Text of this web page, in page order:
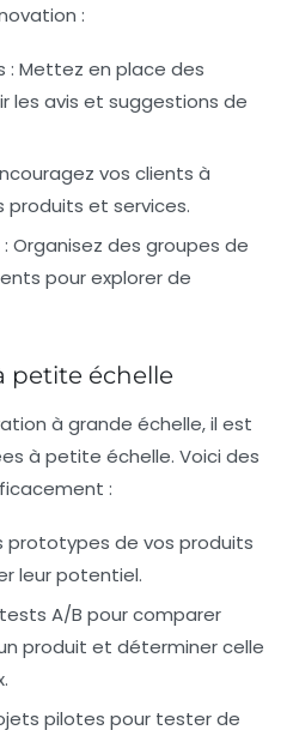
:
: Mettez en place des
les avis et suggestions de
vos clients à
produits et services.
Organisez des groupes de
pour explorer de
petite échelle
à grande échelle, il est
à petite échelle. Voici des
:
prototypes de vos produits
leur potentiel.
A/B pour comparer
produit et déterminer celle
pilotes pour tester de